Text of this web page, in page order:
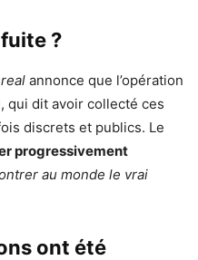
?
annonce que l’opération
, qui dit avoir collecté ces
discrets et publics. Le
progressivement
au monde le vrai
ont été